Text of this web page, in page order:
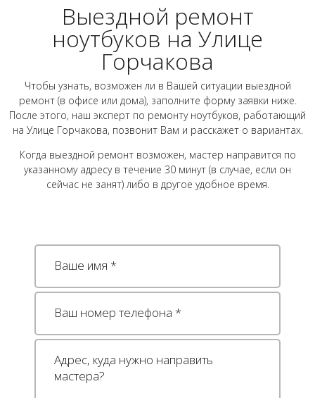
Выездной ремонт
ноутбуков на Улице
Горчакова
Чтобы узнать, возможен ли в Вашей ситуации выездной
ремонт (в офисе или дома), заполните форму заявки ниже.
После этого, наш эксперт по ремонту ноутбуков, работающий
на Улице Горчакова, позвонит Вам и расскажет о вариантах.
Когда выездной ремонт возможен, мастер направится по
указанному адресу в течение 30 минут (в случае, если он
сейчас не занят) либо в другое удобное время.